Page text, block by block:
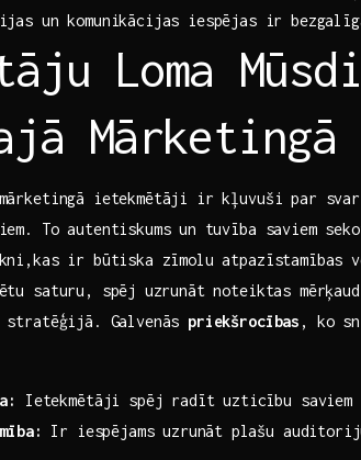
un komunikācijas iespējas⁣ ir
Loma
Mārketingā
ietekmētāji ir kļuvuši‌ par
To autentiskums un⁣ tuvība saviem
ir būtiska zīmolu atpazīstamības
saturu, spēj⁣ uzrunāt noteiktas
Galvenās priekšrocības , ko
Ietekmētāji spēj radīt uzticību saviem
Ir iespējams uzrunāt ⁤plašu